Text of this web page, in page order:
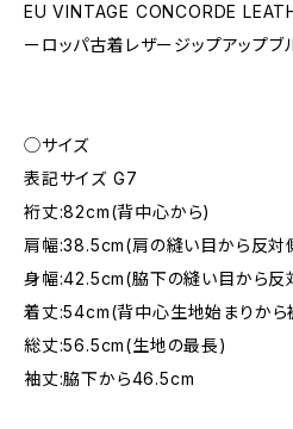
EU VINTAGE CONCORDE
ーロッパ古着レザージップアップブ
◯サイズ
表記サイズ G7
裄丈:82cm(背中心から)
肩幅:38.5cm(肩の縫い目から反対
身幅:42.5cm(脇下の縫い目から反
着丈:54cm(背中心生地始まりから
総丈:56.5cm(生地の最長)
袖丈:脇下から46.5cm